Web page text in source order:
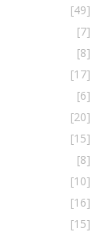
[49]
[7]
[8]
[17]
[6]
[20]
[15]
[8]
[10]
[16]
[15]